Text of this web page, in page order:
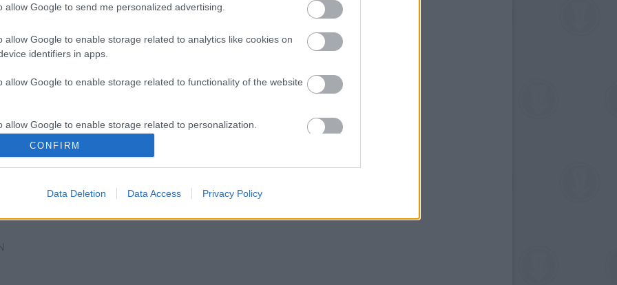
allow Google to send me personalized advertising.
allow Google to enable storage related to analytics like cookies on
identifiers in apps.
allow Google to enable storage related to functionality of the website
allow Google to enable storage related to personalization.
allow Google to enable storage related to security, including
functionality and fraud prevention, and other user protection.
CONFIRM
Data Deletion Data Access Privacy Policy